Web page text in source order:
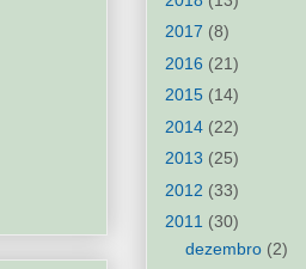
2017 (8)
2016 (21)
2015 (14)
2014 (22)
2013 (25)
2012 (33)
2011 (30)
dezembro (2)